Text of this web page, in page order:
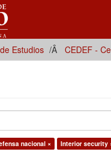
Estudios CEDEF -
nacional × Interior security